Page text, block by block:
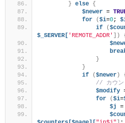
} else {
$newer =
for
($i=0;
if
(
$_SERVER[ 'REMOTE_ADDR' ])
{
}
}
if
($newer )
{
// カウン
$modify
for
($i=
$j
=